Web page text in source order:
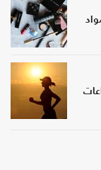
فعلا.. منها النوم 8 ساعات